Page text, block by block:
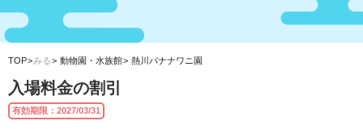
TOP みる 動物園・水族館 熱川バナナワニ園
入場料金の割引
有効期限：2027/03/31